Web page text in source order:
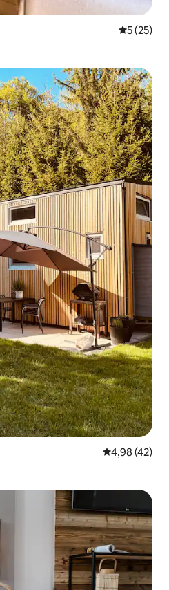
5 (25)
4,98 (42)